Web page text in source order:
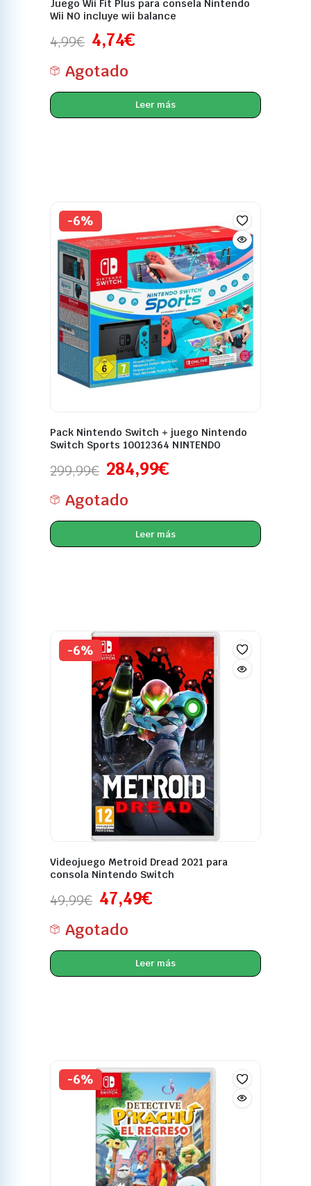
Juego Wii Fit Plus para consela Nintendo
Wii NO incluye wii balance
4,99€ 4,74€
Agotado
Leer más
-6%
Pack Nintendo Switch + juego Nintendo
Switch Sports 10012364 NINTENDO
299,99€ 284,99€
Agotado
Leer más
-6%
Videojuego Metroid Dread 2021 para
consola Nintendo Switch
49,99€ 47,49€
Agotado
Leer más
-6%